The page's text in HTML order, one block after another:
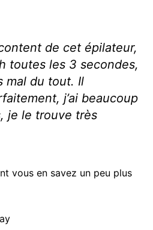
de cet épilateur,
toutes les 3 secondes,
mal du tout. Il
j’ai beaucoup
je le trouve très
vous en savez un peu plus